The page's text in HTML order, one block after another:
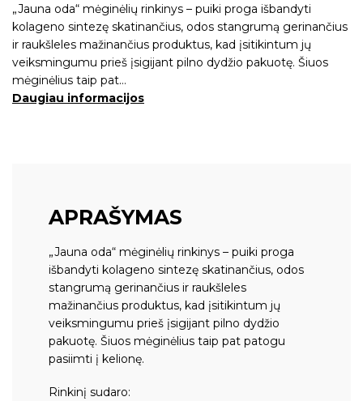
„Jauna oda“ mėginėlių rinkinys – puiki proga išbandyti
kolageno sintezę skatinančius, odos stangrumą gerinančius
ir raukšleles mažinančius produktus, kad įsitikintum jų
veiksmingumu prieš įsigijant pilno dydžio pakuotę. Šiuos
mėginėlius taip pat…
Daugiau informacijos
APRAŠYMAS
„Jauna oda“ mėginėlių rinkinys – puiki proga
išbandyti kolageno sintezę skatinančius, odos
stangrumą gerinančius ir raukšleles
mažinančius produktus, kad įsitikintum jų
veiksmingumu prieš įsigijant pilno dydžio
pakuotę. Šiuos mėginėlius taip pat patogu
pasiimti į kelionę.
Rinkinį sudaro: